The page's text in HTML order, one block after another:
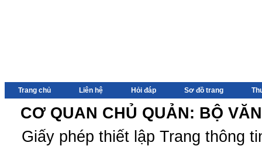
Trang chủ Liên hệ Hỏi đáp Sơ đồ trang
CƠ QUAN CHỦ QUẢN: BỘ
Giấy phép thiết lập Trang thông